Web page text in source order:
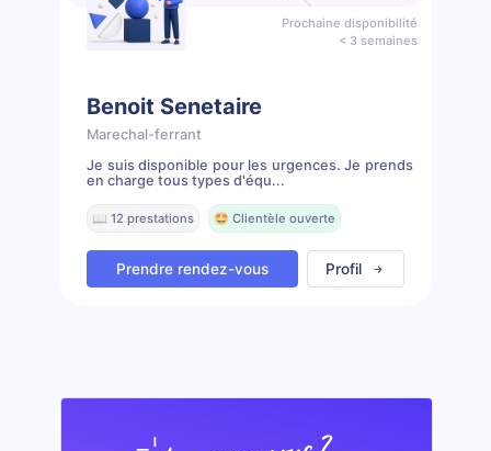
Prochaine disponibilité
< 3 semaines
Benoit Senetaire
Marechal-ferrant
Je suis disponible pour les urgences. Je prends
en charge tous types d'équ...
📖 12 prestations 🤩 Clientèle ouverte
Prendre rendez-vous Profil